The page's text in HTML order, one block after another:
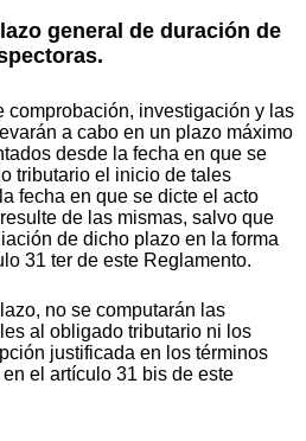
general de duración de
comprobación, investigación y las
a cabo en un plazo máximo
desde la fecha en que se
tributario el inicio de tales
fecha en que se dicte el acto
de las mismas, salvo que
de dicho plazo en la forma
31 ter de este Reglamento.
no se computarán las
al obligado tributario ni los
justificada en los términos
el artículo 31 bis de este